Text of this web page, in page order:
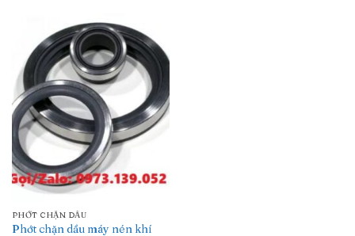
PHỚT CHẶN DẦU
Phớt chặn dầu máy nén khí